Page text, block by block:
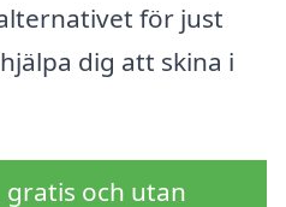
för just
dig att skina i
gratis och utan